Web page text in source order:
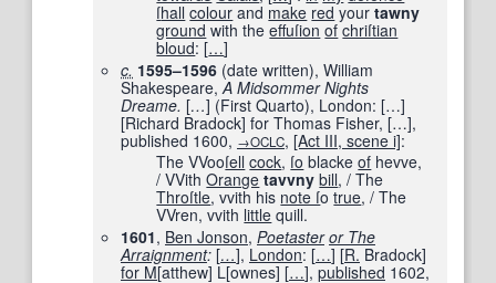
ſhall colour and make red yourtawny
ground with theeffuſion of chriſtian
bloud: […]
c. 1595–1596 (date written), William
Shakespeare,A Midsommer Nights
Dreame. […] (First Quarto), London: […]
[Richard Bradock] for Thomas Fisher, […],
published 1600, →OCLC, [Act III, scene i]:
The VVooſell cock, ſo blackeof hevve,
/ VVithOrange tavvny bill, / The
Throſtle, vvith his note ſotrue, / The
VVren, vvith little quill.
1601, Ben Jonson, Poetaster or The
Arraignment: […], London: […] [R. Bradock]
for M[atthew] L[ownes] […], published 1602,